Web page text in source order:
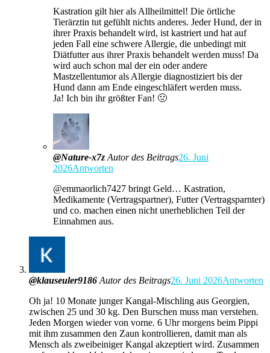
Kastration gilt hier als Allheilmittel! Die örtliche
Tierärztin tut gefühlt nichts anderes. Jeder Hund, der in
ihrer Praxis behandelt wird, ist kastriert und hat auf
jeden Fall eine schwere Allergie, die unbedingt mit
Diätfutter aus ihrer Praxis behandelt werden muss! Da
wird auch schon mal der ein oder andere
Mastzellentumor als Allergie diagnostiziert bis der
Hund dann am Ende eingeschläfert werden muss.
Ja! Ich bin ihr größter Fan! 🤢
@Nature-x7z Autor des Beitrags26. Juni
2026Antworten
​@emmaorlich7427 bringt Geld… Kastration,
Medikamente (Vertragspartner), Futter (Vertragsparnter)
und co. machen einen nicht unerheblichen Teil der
Einnahmen aus.
@klauseuler9186 Autor des Beitrags26. Juni 2026Antworten
Oh ja! 10 Monate junger Kangal-Mischling aus Georgien,
zwischen 25 und 30 kg. Den Burschen muss man verstehen.
Jeden Morgen wieder von vorne. 6 Uhr morgens beim Pippi
mit ihm zusammen den Zaun kontrollieren, damit man als
Mensch als zweibeiniger Kangal akzeptiert wird. Zusammen